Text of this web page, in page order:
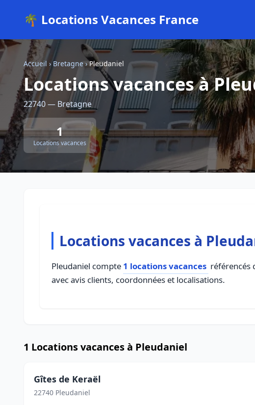
🌴 Locations Vacances France
Accueil › Bretagne›Pleudaniel
Locations vacances à
22740 — Bretagne
1
Locations vacances
Locations vacances à
Pleudaniel compte 1 locations vacances référencés
avec avis clients, coordonnées et localisations.
1 Locations vacances à Pleudaniel
Gîtes de Keraël
22740 Pleudaniel